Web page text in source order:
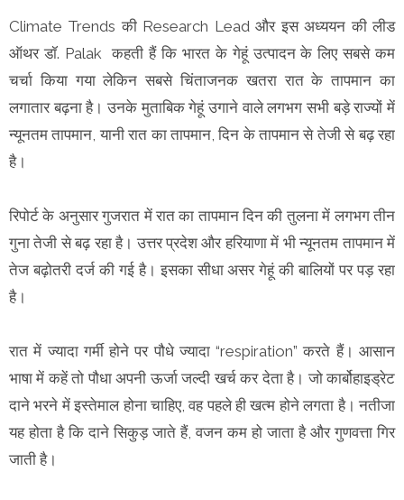
Climate Trends की Research Lead और इस अध्ययन की लीड
ऑथर डॉ. Palak कहती हैं कि भारत के गेहूं उत्पादन के लिए सबसे कम
चर्चा किया गया लेकिन सबसे चिंताजनक खतरा रात के तापमान का
लगातार बढ़ना है। उनके मुताबिक गेहूं उगाने वाले लगभग सभी बड़े राज्यों में
न्यूनतम तापमान, यानी रात का तापमान, दिन के तापमान से तेजी से बढ़ रहा
है।
रिपोर्ट के अनुसार गुजरात में रात का तापमान दिन की तुलना में लगभग तीन
गुना तेजी से बढ़ रहा है। उत्तर प्रदेश और हरियाणा में भी न्यूनतम तापमान में
तेज बढ़ोतरी दर्ज की गई है। इसका सीधा असर गेहूं की बालियों पर पड़ रहा
है।
रात में ज्यादा गर्मी होने पर पौधे ज्यादा “respiration” करते हैं। आसान
भाषा में कहें तो पौधा अपनी ऊर्जा जल्दी खर्च कर देता है। जो कार्बोहाइड्रेट
दाने भरने में इस्तेमाल होना चाहिए, वह पहले ही खत्म होने लगता है। नतीजा
यह होता है कि दाने सिकुड़ जाते हैं, वजन कम हो जाता है और गुणवत्ता गिर
जाती है।